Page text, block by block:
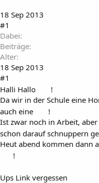
t
18 Sep 2013
#1
Dabei
Beiträge
Alter
18 Sep 2013
#1
Halli Hallo
!
Da wir in der Schule eine
auch eine
!
Ist zwar noch in Arbeit,
schon darauf schnuppern
Heut abend kommen dann
!
Ups Link vergessen